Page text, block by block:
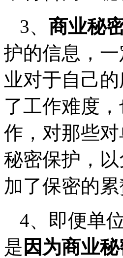
3、 商业秘
护的信息，
业对于自己
了工作难度
作，对那些
秘密保护，
加了保密的累
4、即便单
是 因为商业